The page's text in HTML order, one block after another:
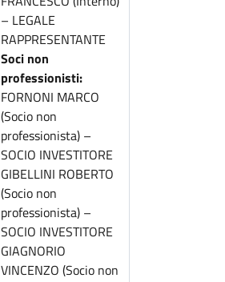
– LEGALE
RAPPRESENTANTE
Soci non
professionisti:
FORNONI MARCO
(Socio non
professionista) –
SOCIO INVESTITORE
GIBELLINI ROBERTO
(Socio non
professionista) –
SOCIO INVESTITORE
GIAGNORIO
VINCENZO (Socio non